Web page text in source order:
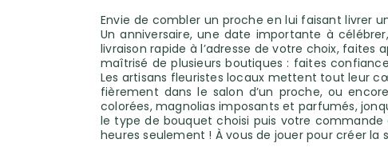
Envie de combler un proche en lui faisant livrer
Un anniversaire, une date importante à
livraison rapide à l’adresse de votre choix, faites
maîtrisé de plusieurs boutiques : faites
Les artisans fleuristes locaux mettent tout leur
fièrement dans le salon d’un proche, ou
colorées, magnolias imposants et parfumés,
le type de bouquet choisi puis votre
heures seulement ! À vous de jouer pour créer la